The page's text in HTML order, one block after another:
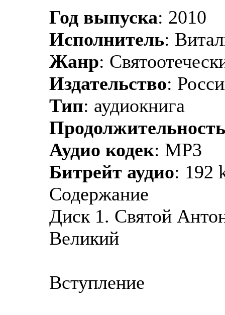
Год выпуска: 2010
Исполнитель:
Жанр:
Издательство:
Тип: аудиокнига
Продолжительность
Аудио кодек: MP3
Битрейт аудио: 192
Содержание
Диск 1. Святой
Великий
Вступление